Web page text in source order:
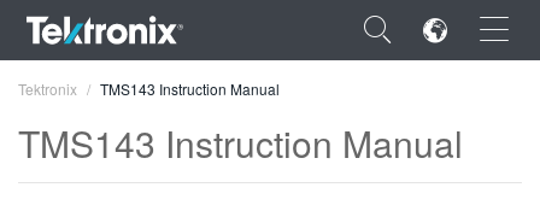
×
Tektronix TMS143 Instruction Manual
TMS143 Instruction Manual